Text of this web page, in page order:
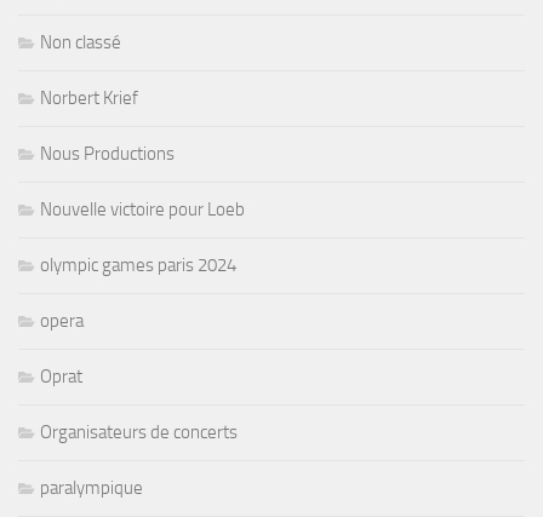
Non classé
Norbert Krief
Nous Productions
Nouvelle victoire pour Loeb
olympic games paris 2024
opera
Oprat
Organisateurs de concerts
paralympique